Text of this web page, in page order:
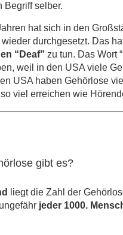
Begriff selber.
hat sich in den
wieder durchgesetzt. Das
“Deaf” zu tun. Das Wort
weil in den USA viele
USA haben Gehörlose
viel erreichen wie
gibt es?
liegt die Zahl der
jeder 1000.